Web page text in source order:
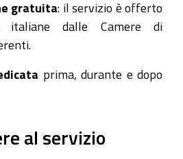
gratuita: il servizio è offerto
italiane dalle Camere di
prima, durante e dopo
al servizio